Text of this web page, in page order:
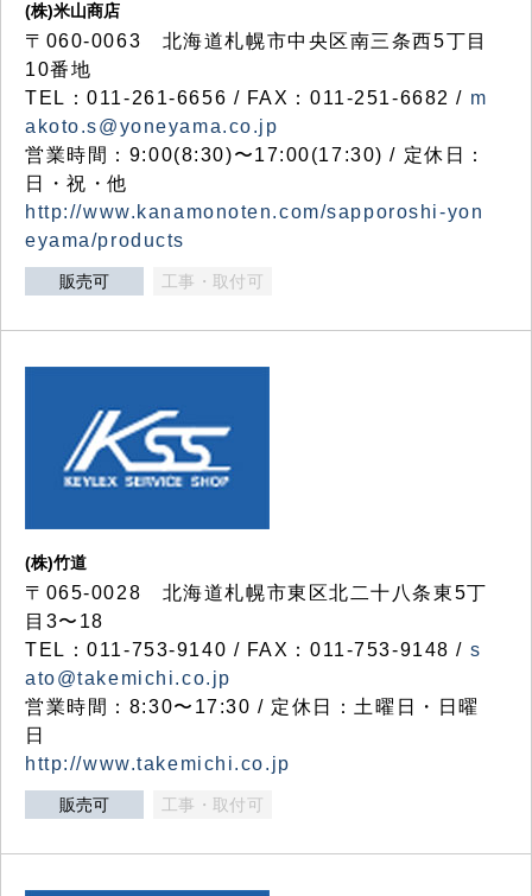
(株)米山商店
〒060-0063 北海道札幌市中央区南三条西5丁目
10番地
TEL：011-261-6656 / FAX：011-251-6682 / m
akoto.s@yoneyama.co.jp
営業時間：9:00(8:30)〜17:00(17:30) / 定休日：
日・祝・他
http://www.kanamonoten.com/sapporoshi-yon
eyama/products
販売可 工事・取付可
(株)竹道
〒065-0028 北海道札幌市東区北二十八条東5丁
目3〜18
TEL：011-753-9140 / FAX：011-753-9148 / s
ato@takemichi.co.jp
営業時間：8:30〜17:30 / 定休日：土曜日・日曜
日
http://www.takemichi.co.jp
販売可 工事・取付可